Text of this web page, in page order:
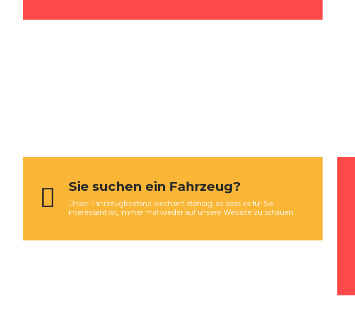
Sie suchen ein Fahrzeug?
Unser Fahrzeugbestand wechselt ständig, so dass es für Sie
interessant ist, immer mal wieder auf unsere Website zu schauen